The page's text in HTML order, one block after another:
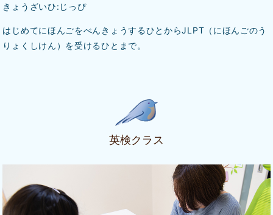
きょうざいひ:じっぴ
はじめてにほんごをべんきょうするひとからJLPT（にほんごのう
りょくしけん）を受けるひとまで。
英検クラス